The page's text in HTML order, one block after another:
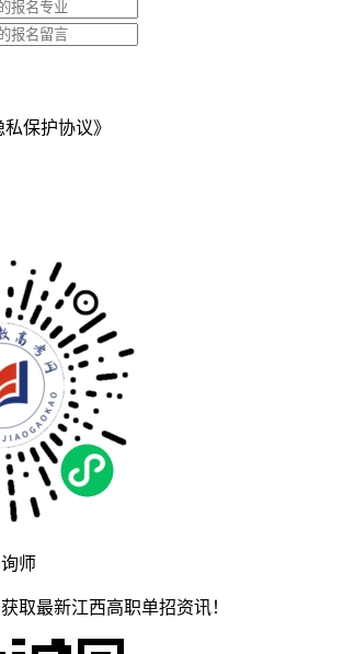
私保护协议》
师
取最新江西高职单招资讯！